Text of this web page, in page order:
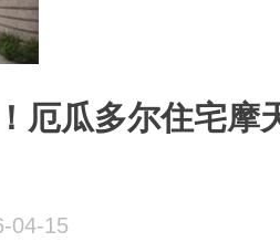
厄瓜多尔住宅摩
04-15